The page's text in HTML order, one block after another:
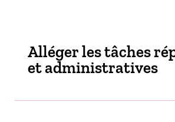
Alléger les tâches
et administratives